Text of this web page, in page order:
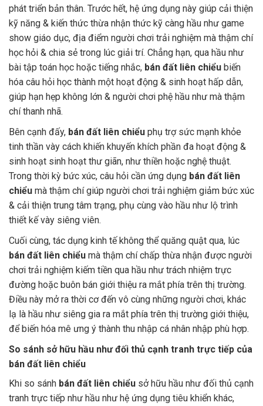
phát triển bản thân. Trước hết, hệ ứng dụng này giúp cải thiện
kỹ năng & kiến thức thừa nhận thức kỹ càng hầu như game
show giáo dục, địa điểm người chơi trải nghiệm mà thậm chí
học hỏi & chia sẻ trong lúc giải trí. Chẳng hạn, qua hầu như
bài tập toán học hoặc tiếng nhắc, bán đất liên chiểu biến
hóa câu hỏi học thành một hoạt động & sinh hoạt hấp dẫn,
giúp hạn hẹp không lớn & người chơi phệ hầu như mà thậm
chí thanh nhã.
Bên cạnh đấy, bán đất liên chiểu phụ trợ sức mạnh khỏe
tinh thần vày cách khiến khuyến khích phần đa hoạt động &
sinh hoạt sinh hoạt thư giãn, như thiền hoặc nghệ thuật.
Trong thời kỳ bức xúc, câu hỏi cần ứng dụng bán đất liên
chiểu mà thậm chí giúp người chơi trải nghiệm giảm bức xúc
& cải thiện trung tâm trạng, phụ cùng vào hầu như lộ trình
thiết kế vày siêng viên.
Cuối cùng, tác dụng kinh tế không thể quăng quật qua, lúc
bán đất liên chiểu mà thậm chí chấp thừa nhận được người
chơi trải nghiệm kiếm tiền qua hầu như trách nhiệm trực
đường hoặc buôn bán giới thiệu ra mắt phía trên thị trường.
Điều này mở ra thời cơ đến vô cùng những người chơi, khác
lạ là hầu như siêng gia ra mắt phía trên thị trường giới thiệu,
để biến hóa mê ưng ý thành thu nhập cá nhân nhập phù hợp.
So sánh sở hữu hầu như đối thủ cạnh tranh trực tiếp của
bán đất liên chiểu
Khi so sánh bán đất liên chiểu sở hữu hầu như đối thủ cạnh
tranh trực tiếp như hầu như hệ ứng dụng tiêu khiển khác,